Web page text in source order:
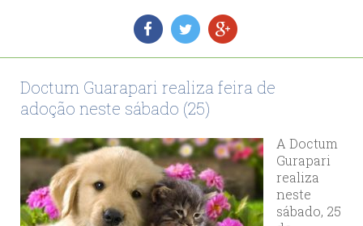
Doctum Guarapari realiza feira de
adoção neste sábado (25)
A Doctum
Gurapari
realiza
neste
sábado, 25